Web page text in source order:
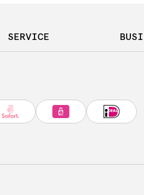
SERVICE